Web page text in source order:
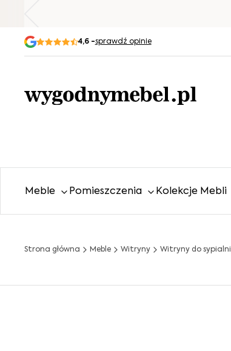
4,6 -sprawdź opinie
Meble Pomieszczenia Kolekcje Mebli
Strona główna Meble Witryny Witryny do sypialni